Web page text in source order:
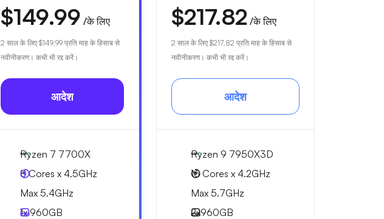
$149.99 /के लिए
2 साल के लिए $149.99 प्रति माह के हिसाब से
नवीनीकरण। कभी भी रद्द करें।
आदेश
Ryzen 7 7700X
8 Cores x 4.5GHz
Max 5.4GHz
1x960GB
$217.82 /के लिए
2 साल के लिए $217.82 प्रति माह के हिसाब से
नवीनीकरण। कभी भी रद्द करें।
आदेश
Ryzen 9 7950X3D
16 Cores x 4.2GHz
Max 5.7GHz
2x960GB